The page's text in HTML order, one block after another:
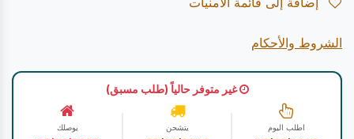
الشروط والأحكام
غير متوفر حالياً (طلب مسبق)
اطلب اليوم يتشحن يوصلك